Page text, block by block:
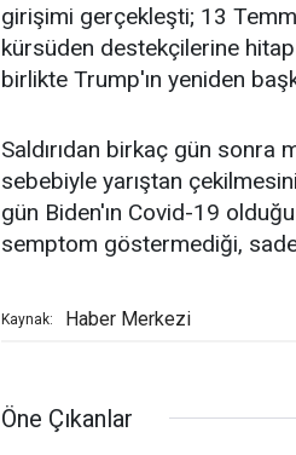
girişimi gerçekleşti; 13
kürsüden destekçilerine hitap
birlikte Trump'ın yeniden
Saldırıdan birkaç gün sonra
sebebiyle yarıştan
gün Biden'ın Covid-19
semptom göstermediği,
Kaynak: Haber Merkezi
Öne Çıkanlar